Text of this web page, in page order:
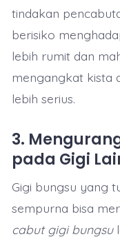
tindakan
berisiko
lebih rumit dan
mengangkat kista
lebih serius.
3.
pada Gigi
Gigi bungsu yang
sempurna bisa
cabut gigi bungsu